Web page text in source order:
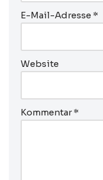
E-Mail-Adresse *
Website
Kommentar*